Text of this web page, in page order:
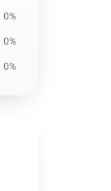
0%
0%
0%